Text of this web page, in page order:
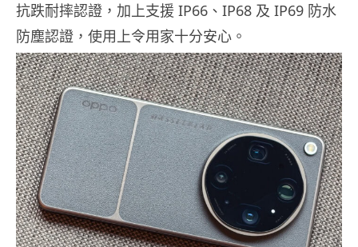
抗跌耐摔認證，加上支援 IP66、IP68 及 IP69 防水
防塵認證，使用上令用家十分安心。